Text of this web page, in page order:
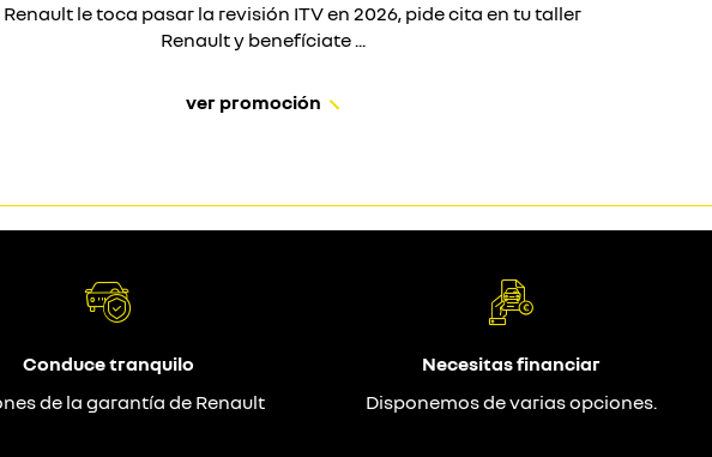
Renault le toca pasar la revisión ITV en 2026, pide cita en tu taller
Renault y benefíciate ...
ver promoción
Conduce tranquilo
de la garantía de Renault
Necesitas financiar
Disponemos de varias opciones.